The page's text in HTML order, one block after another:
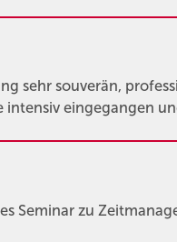
sehr souverän,
intensiv eingegangen
Seminar zu